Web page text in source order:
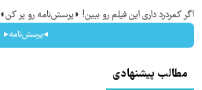
اگر کمردرد داری این فیلم رو ببین! ◗پرسش‌نامه رو پر کن◖
◂پرسش‌نامه▸
مطالب پیشنهادی